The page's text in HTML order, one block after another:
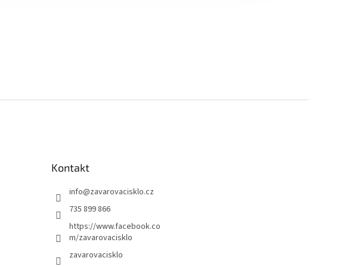
Kontakt
info@zavarovacisklo.cz
735 899 866
https://www.facebook.co
m/zavarovacisklo
zavarovacisklo